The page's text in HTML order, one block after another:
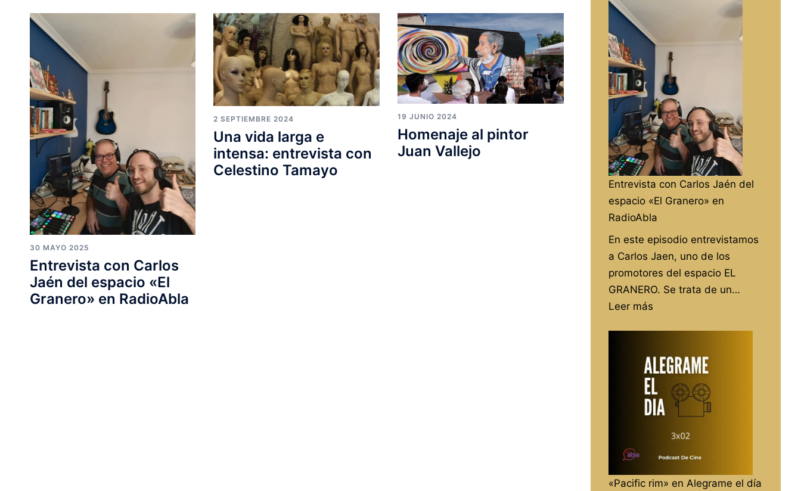
30 MAYO 2025
Entrevista con Carlos
Jaén del espacio «El
Granero» en RadioAbla
2 SEPTIEMBRE 2024
Una vida larga e
intensa: entrevista con
Celestino Tamayo
19 JUNIO 2024
Homenaje al pintor
Juan Vallejo
La
unidad
de
la
izquierda,
debate
Entrevista con Carlos Jaén del
espacio «El Granero» en
RadioAbla
En este episodio entrevistamos
a Carlos Jaen, uno de los
promotores del espacio EL
GRANERO. Se trata de un…
Leer más:
Carlos
Jaén
del
espacio
Granero»
en
RadioAbla
«Pacific rim» en Alegrame el día